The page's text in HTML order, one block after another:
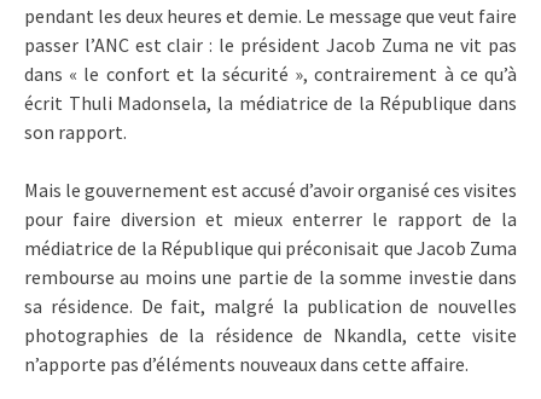
pendant les deux heures et demie. Le message que veut faire
passer l’ANC est clair : le président Jacob Zuma ne vit pas
dans « le confort et la sécurité », contrairement à ce qu’à
écrit Thuli Madonsela, la médiatrice de la République dans
son rapport.
Mais le gouvernement est accusé d’avoir organisé ces visites
pour faire diversion et mieux enterrer le rapport de la
médiatrice de la République qui préconisait que Jacob Zuma
rembourse au moins une partie de la somme investie dans
sa résidence. De fait, malgré la publication de nouvelles
photographies de la résidence de Nkandla, cette visite
n’apporte pas d’éléments nouveaux dans cette affaire.